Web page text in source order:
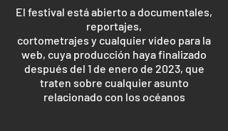
El festival está abierto a documentales,
reportajes,
cortometrajes y cualquier vídeo para la
web, cuya producción haya finalizado
después del 1 de enero de 2023, que
traten sobre cualquier asunto
relacionado con los océanos